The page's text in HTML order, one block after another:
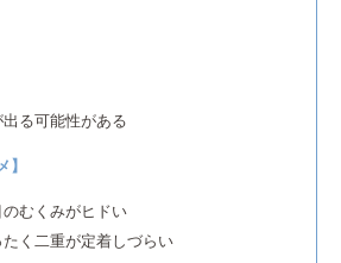
る可能性がある
】
むくみがヒドい
たく二重が定着しづらい